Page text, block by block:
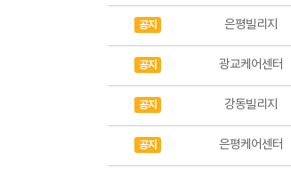
공지 은평빌리지
공지 광교케어센터
공지 강동빌리지
공지 은평케어센터